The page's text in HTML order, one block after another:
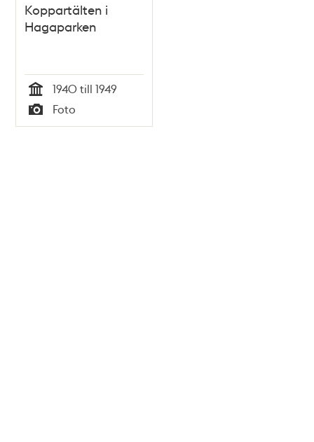
Koppartälten i
Hagaparken
Tid
1940 till 1949
Typ
Foto